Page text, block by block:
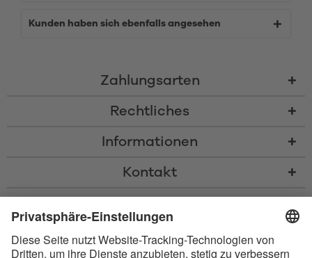
Kunden haben sich ebenfalls angesehen
Zahlungsarten
Rechtliches
Informationen
Kontakt
Nachnahmegebühren, wenn nicht anders beschrieben
und Eigentum der Bluetooth SIG, Inc. Die Nutzung dieser Marken durch